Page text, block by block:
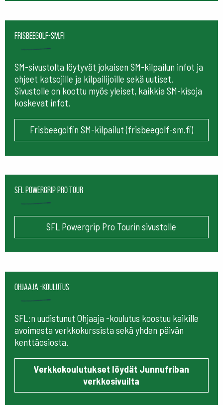
frisbeegolf-sm.fi
SM-sivustolta löytyvät jokaisen SM-kilpailun infot ja
ohjeet katsojille ja kilpailijoille sekä uutiset.
Sivustolle on koottu myös yleiset, kaikkia SM-kisoja
koskevat infot.
Frisbeegolfin SM-kilpailut (frisbeegolf-sm.fi)
SFL Powergrip Pro Tour
SFL Powergrip Pro Tourin sivustolle
Ohjaaja -koulutus
SFL:n uudistunut Ohjaaja -koulutus koostuu kaikille
avoimesta verkkokurssista sekä yhden päivän
kenttäosiosta.
Verkkokoulutukset löydät Junnufriban
verkkosivuilta